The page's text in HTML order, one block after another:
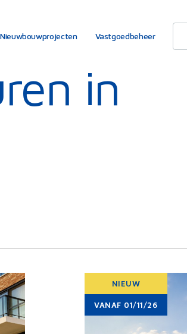
Nieuwbouwprojecten Vastgoedbeheer
in
NIEUW
VANAF 01/11/26